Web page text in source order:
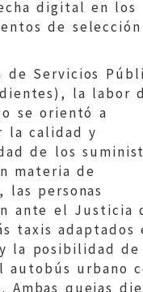
digital en los
de
de Servicios
la labor
se orientó a
la calidad y
de los
materia de
las personas
ante el Justicia
taxis adaptados
la posibilidad de
autobús urbano
Ambas quejas